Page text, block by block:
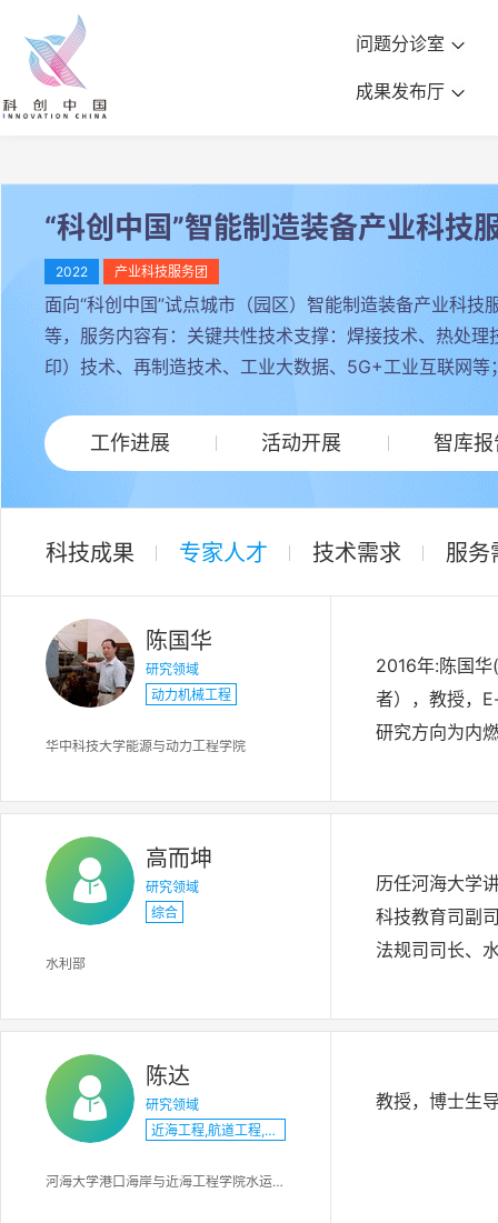
问题分诊室
成果发布厅
“科创中国”智能制造装备产业科技
2022 产业科技服务团
面向“科创中国”试点城市（园区）智能制造装备产业科
等，服务内容有：关键共性技术支撑：焊接技术、热处
印）技术、再制造技术、工业大数据、5G+工业互联网
工作进展 活动开展 智库报
科技成果 专家人才 技术需求 服务
陈国华
研究领域
动力机械工程
华中科技大学能源与动力工程学院
2016年:陈国
者），教授，
研究方向为内
高而坤
研究领域
综合
水利部
历任河海大学
科技教育司副
法规司司长、
陈达
研究领域
近海工程,航道工程,港口工程
河海大学港口海岸与近海工程学院水运工程科学研究所
教授，博士生